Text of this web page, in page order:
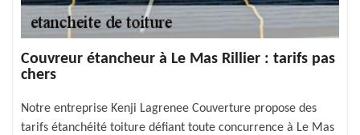
Couvreur étancheur à Le Mas Rillier : tarifs pas
chers
Notre entreprise Kenji Lagrenee Couverture propose des
tarifs étanchéité toiture défiant toute concurrence à Le Mas